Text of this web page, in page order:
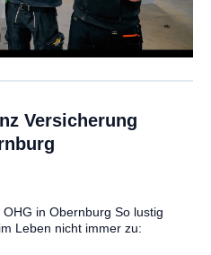
Versicherung
in Obernburg So lustig
Leben nicht immer zu: